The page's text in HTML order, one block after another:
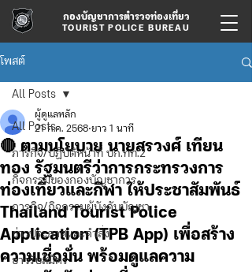
กองบัญชาการตำรวจท่องเที่ยว
TOURIST POLICE BUREAU
โพสต์
All Posts
ภารกิจ/ปฏิบัติหน้าที่ บก.ทท.2
กิจกรรมของกองบัญชาการ
ภารกิจ/กิจกรรมผู้บังคับบัญชา
ข่าวประกาศและคำสั่ง
ข่าวรับสมัคร
All Posts
🔴 ตามนโยบาย นายสรวงศ์ เทียน
ทอง รัฐมนตรีว่าการกระทรวงการ
ท่องเที่ยวและกีฬา ให้ประชาสัมพันธ์
Thailand Tourist Police
Application (TPB App) เพื่อสร้าง
ความเชื่อมั่น พร้อมดูแลความ
ผู้ดูแลหลัก
21 ก.ค. 2568 ยาว 1 นาที